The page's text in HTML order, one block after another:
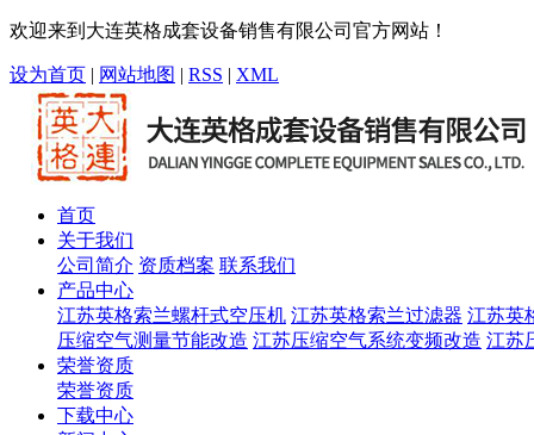
欢迎来到大连英格成套设备销售有限公司官方网站！
设为首页 | 网站地图 | RSS | XML
首页
关于我们
公司简介 资质档案 联系我们
产品中心
江苏英格索兰螺杆式空压机 江苏英格索兰过滤器 江苏英
压缩空气测量节能改造 江苏压缩空气系统变频改造 江苏
荣誉资质
荣誉资质
下载中心